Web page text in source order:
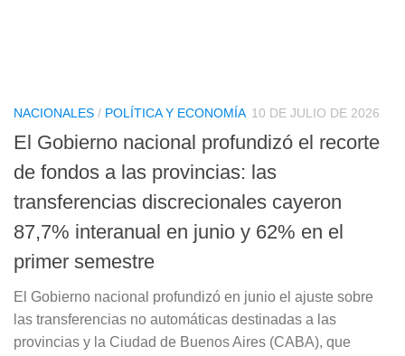
NACIONALES / POLÍTICA Y ECONOMÍA 10 DE JULIO DE 2026
El Gobierno nacional profundizó el recorte
de fondos a las provincias: las
transferencias discrecionales cayeron
87,7% interanual en junio y 62% en el
primer semestre
El Gobierno nacional profundizó en junio el ajuste sobre
las transferencias no automáticas destinadas a las
provincias y la Ciudad de Buenos Aires (CABA), que